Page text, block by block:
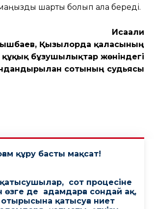
шарты болып қала береді.
Исағали
Қызылорда қаласының
құқық бұзушылықтар жөніндегі
сотының судьясы
құру басты мақсат!
сот процесіне
өзге де адамдарға сондай ақ,
қатысуға ниет